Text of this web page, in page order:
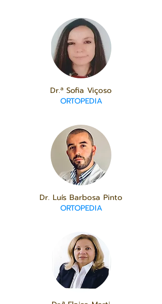
Dr.ª Sofia Viçoso
ORTOPEDIA
Dr. Luís Barbosa Pinto
ORTOPEDIA